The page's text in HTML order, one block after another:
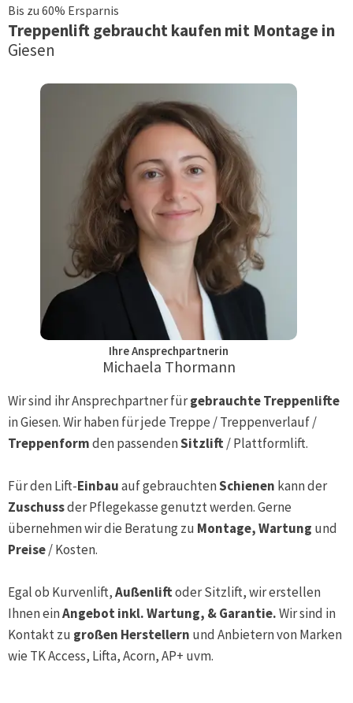
Bis zu 60% Ersparnis
Treppenliftgebraucht kaufen mit Montage in
Giesen
Ihre Ansprechpartnerin
Michaela Thormann
Wir sind ihr Ansprechpartner fürgebrauchte Treppenlifte
inGiesen. Wir haben für jede Treppe / Treppenverlauf /
Treppenformden passendenSitzlift/ Plattformlift.
Für den Lift-Einbauauf gebrauchtenSchienen kann der
Zuschussder Pflegekasse genutzt werden. Gerne
übernehmen wir die Beratung zu Montage, Wartung und
Preise/ Kosten.
Egal ob Kurvenlift,Außenliftoder Sitzlift, wir erstellen
Ihnen einAngebot inkl. Wartung, & Garantie.Wir sind in
Kontakt zu großen Herstellern und Anbietern von Marken
wie TK Access, Lifta, Acorn, AP+ uvm.